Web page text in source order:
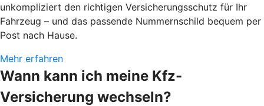
unkompliziert den richtigen Versicherungsschutz für Ihr
Fahrzeug – und das passende Nummernschild bequem per
Post nach Hause.
Mehr erfahren
Wann kann ich meine Kfz-
Versicherung wechseln?